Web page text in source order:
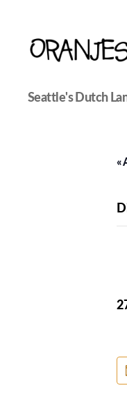
Seattle's
Dutch
Seattle's Dutch
«